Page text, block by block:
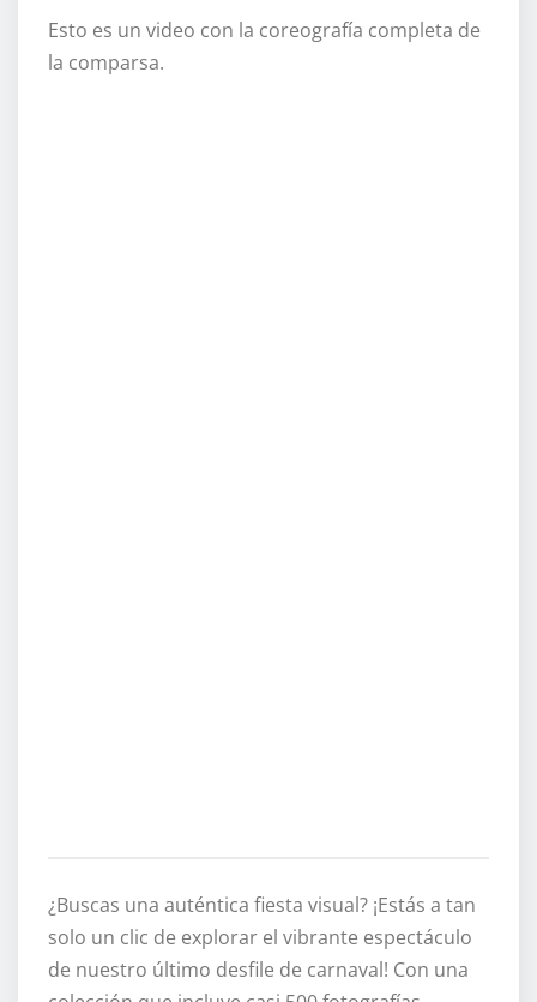
Esto es un video con la coreografía completa de
la comparsa.
¿Buscas una auténtica fiesta visual? ¡Estás a tan
solo un clic de explorar el vibrante espectáculo
de nuestro último desfile de carnaval! Con una